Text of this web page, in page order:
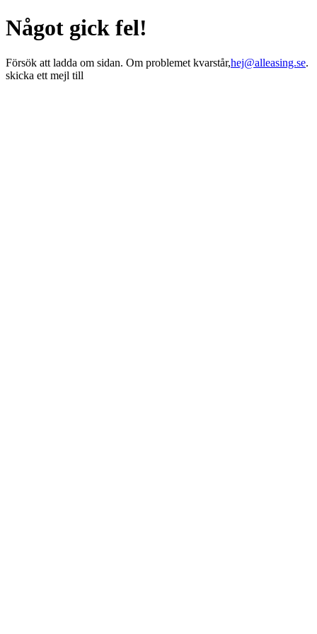
Något gick fel!
Försök att ladda om sidan. Om problemet kvarstår,hej@alleasing.se.
skicka ett mejl till